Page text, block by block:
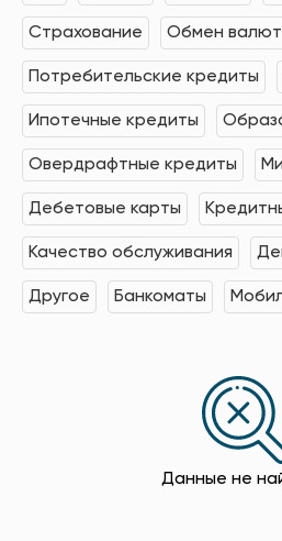
Страхование Обмен валют
Потребительские кредиты
Ипотечные кредиты
Овердрафтные кредиты
Дебетовые карты
Качество обслуживания
Другое Банкоматы
Данные не